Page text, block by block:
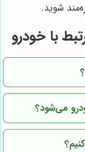
شوید.
با خودرو
می‌شود؟